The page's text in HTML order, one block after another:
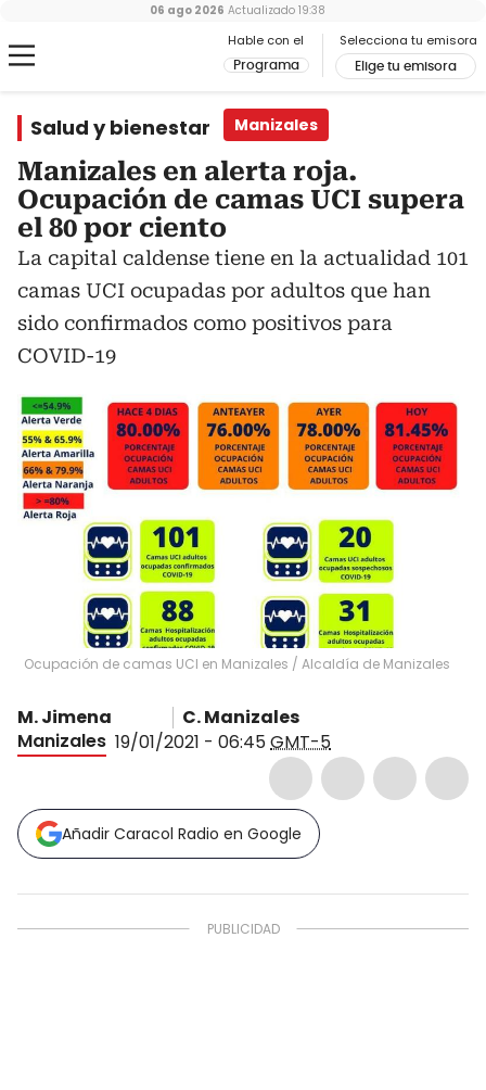
Hable con el
Programa
Selecciona tu emisora
Elige tu emisora
06 ago 2026 Actualizado 19:38
Salud y bienestar Manizales
Manizales en alerta roja.
Ocupación de camas UCI supera
el 80 por ciento
La capital caldense tiene en la actualidad 101
camas UCI ocupadas por adultos que han
sido confirmados como positivos para
COVID-19
Ocupación de camas UCI en Manizales / Alcaldía de Manizales
M. Jimena
C. Manizales
Manizales 19/01/2021 - 06:45GMT-5
Añadir Caracol Radio en Google